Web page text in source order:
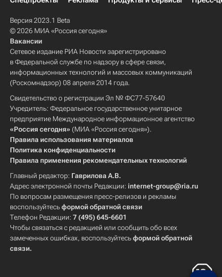
Версия 2023.1 Beta
© 2026 МИА «Россия сегодня»
Вакансии
Сетевое издание РИА Новости зарегистрировано
в Федеральной службе по надзору в сфере связи,
информационных технологий и массовых коммуникаций
(Роскомнадзор) 08 апреля 2014 года.
Свидетельство о регистрации Эл № ФС77-57640
Учредитель: Федеральное государственное унитарное
предприятие Международное информационное агентство
«Россия сегодня» (МИА «Россия сегодня»).
Правила использования материалов
Политика конфиденциальности
Правила применения рекомендательных технологий
Главный редактор: Гаврилова А.В.
Адрес электронной почты Редакции: internet-group@ria.ru
По вопросам размещения пресс-релизов и рекламы
воспользуйтесьформой обратной связи
Телефон Редакции: 7 (495) 645-6601
Чтобы связаться с редакцией или сообщить обо всех
замеченных ошибках, воспользуйтесьформой обратной
связи.